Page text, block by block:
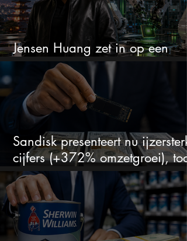
Jensen Huang zet in op een
aandeel dat bijna niemand kent
Sandisk presenteert nu
cijfers (+372% omzetgroei), toch
zakt het aandeel weg